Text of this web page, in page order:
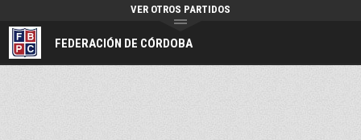
FEDERACIÓN DE CÓRDOBA
VER OTROS PARTIDOS